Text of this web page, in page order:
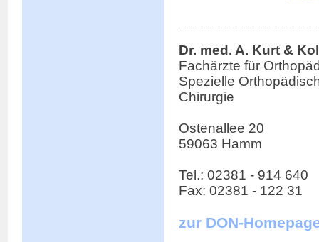
Dr. med. A. Kurt &
Fachärzte für
Spezielle
Chirurgie
Ostenallee 20
59063 Hamm
Tel.: 02381 - 914 640
Fax: 02381 - 122 31
zur DON-